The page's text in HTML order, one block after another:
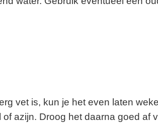
vet is, kun je het even laten
of azijn. Droog het daarna goed af